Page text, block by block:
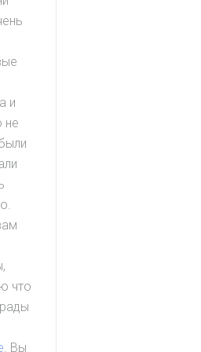
и
не
что
. Вы